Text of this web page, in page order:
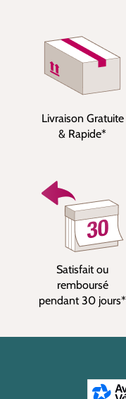
Livraison Gratuite
& Rapide*
Satisfait ou
remboursé
pendant 30 jours*